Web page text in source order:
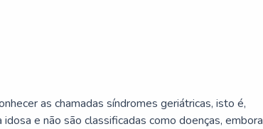
as chamadas síndromes geriátricas, isto é,
e não são classificadas como doenças, embora